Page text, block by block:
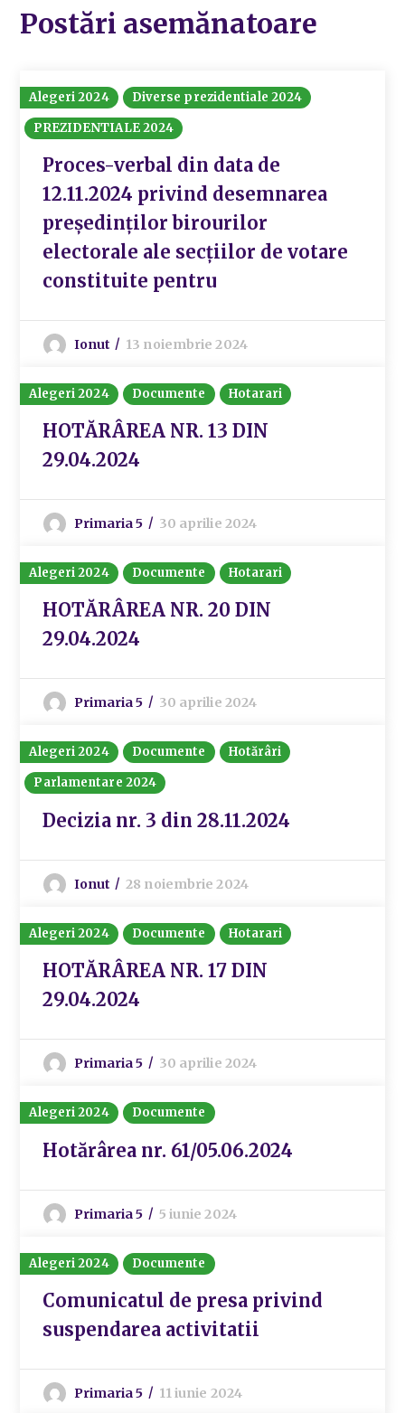
Postări asemănatoare
Alegeri 2024
Diverse prezidentiale 2024
PREZIDENTIALE 2024
Proces-verbal din data de
12.11.2024 privind desemnarea
preşedinţilor birourilor
electorale ale secţiilor de votare
constituite pentru
Ionut 13 noiembrie 2024
Alegeri 2024 Documente Hotarari
HOTĂRÂREA NR. 13 DIN
29.04.2024
Primaria 5 30 aprilie 2024
Alegeri 2024 Documente Hotarari
HOTĂRÂREA NR. 20 DIN
29.04.2024
Primaria 5 30 aprilie 2024
Alegeri 2024 Documente
Hotărâri
Parlamentare 2024
Decizia nr. 3 din 28.11.2024
Ionut 28 noiembrie 2024
Alegeri 2024 Documente Hotarari
HOTĂRÂREA NR. 17 DIN
29.04.2024
Primaria 5 30 aprilie 2024
Alegeri 2024 Documente
Hotărârea nr. 61/05.06.2024
Primaria 5 5 iunie 2024
Alegeri 2024 Documente
Comunicatul de presa privind
suspendarea activitatii
Primaria 5 11 iunie 2024